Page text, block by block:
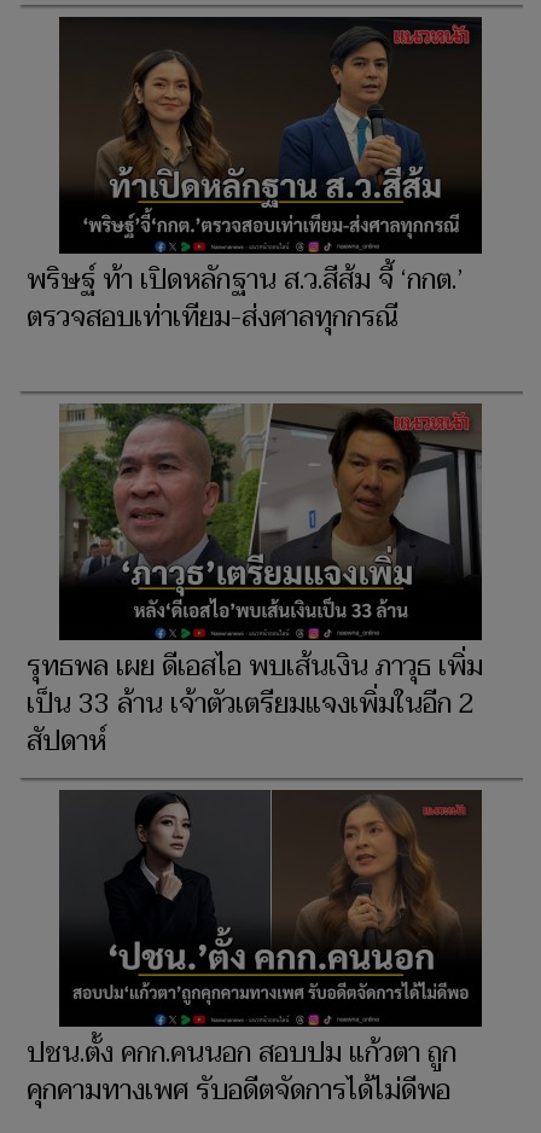
พริษฐ์ ท้า เปิดหลักฐาน ส.ว.สีส้ม จี้ ‘กกต.’
ตรวจสอบเท่าเทียม-ส่งศาลทุกกรณี
รุทธพล เผย ดีเอสไอ พบเส้นเงิน ภาวุธ เพิ่ม
เป็น 33 ล้าน เจ้าตัวเตรียมแจงเพิ่มในอีก 2
สัปดาห์
ปชน.ตั้ง คกก.คนนอก สอบปม แก้วตา ถูก
คุกคามทางเพศ รับอดีตจัดการได้ไม่ดีพอ